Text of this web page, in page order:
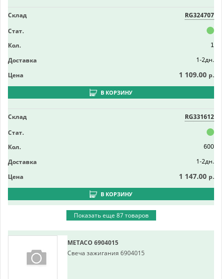
Склад
RG324707
Стат.
Кол.
1
Доставка
1-2дн.
Цена
1 109.00 р.
В КОРЗИНУ
Склад
RG331612
Стат.
Кол.
600
Доставка
1-2дн.
Цена
1 147.00 р.
В КОРЗИНУ
Показать еще 87 товаров
METACO 6904015
Свеча зажигания 6904015